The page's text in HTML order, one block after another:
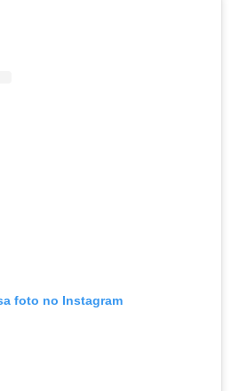
foto no Instagram